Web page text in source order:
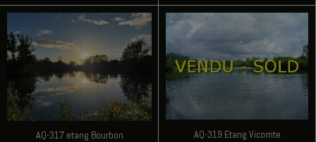
AQ-317 etang Bourbon AQ-319 Etang Vicomte